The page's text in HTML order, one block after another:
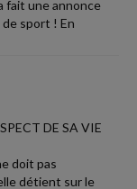
fait une annonce
de sport ! En
DE SA VIE
doit pas
détient sur le